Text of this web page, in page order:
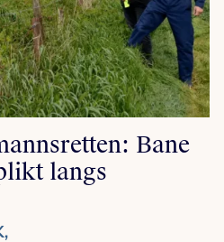
Bane
langs